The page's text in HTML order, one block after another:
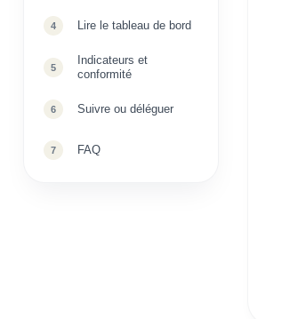
Lire le tableau de bord
Indicateurs et
conformité
Suivre ou déléguer
FAQ